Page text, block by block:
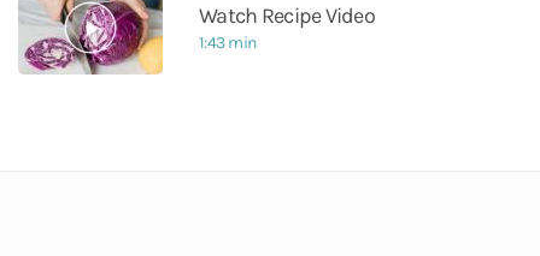
Watch Recipe Video
1:43 min